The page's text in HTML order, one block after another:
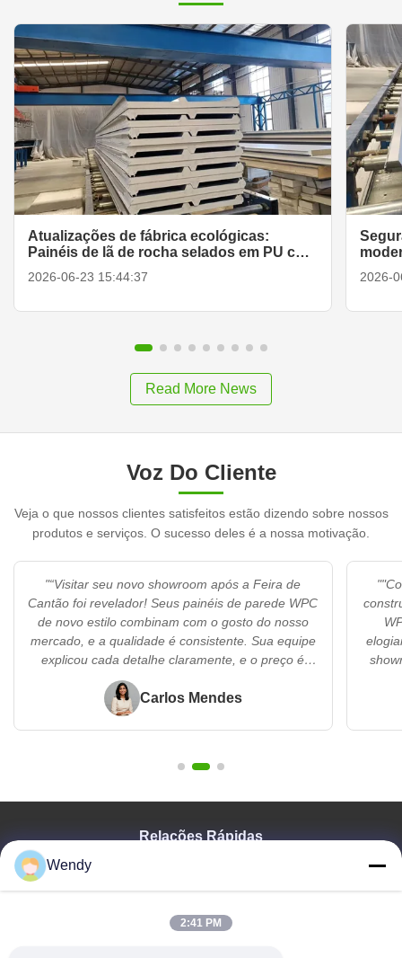
Atualizações de fábrica ecológicas:
Painéis de lã de rocha selados em PU com
intertravamento de 360 ​​graus
2026-06-23 15:44:37 2026-
Read More News
Voz Do Cliente
Veja o que nossos clientes satisfeitos estão dizendo sobre nossos
produtos e serviços. O sucesso deles é a nossa motivação.
"“Visitar seu novo showroom após a Feira de
Cantão foi revelador! Seus painéis de parede WPC
de novo estilo combinam com o gosto do nosso
mercado, e a qualidade é consistente. Sua equipe
explicou cada detalhe claramente, e o preço é
competitivo para nossa região. Estou animado
para trazer esses produtos para o Brasil - vocês
são um parceiro confiável!”"
Carlos Mendes
Relações Rápidas
Produtos
Vídeos
Mostra De VR
Wendy
2:41 PM